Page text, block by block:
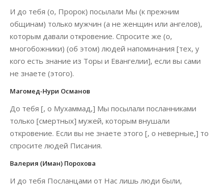
И до тебя (о, Пророк) посылали Мы (к прежним
общинам) только мужчин (а не женщин или ангелов),
которым давали откровение. Спросите же (о,
многобожники) (об этом) людей напоминания [тех, у
кого есть знание из Торы и Евангелии], если вы сами
не знаете (этого).
Магомед-Нури Османов
До тебя [, о Мухаммад,] Мы посылали посланниками
только [смертных] мужей, которым внушали
откровение. Если вы не знаете этого [, о неверные,] то
спросите людей Писания.
Валерия (Иман) Порохова
И до тебя Посланцами от Нас лишь люди были,